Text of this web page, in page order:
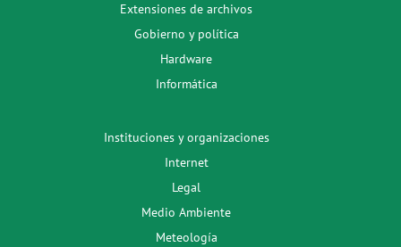
Extensiones de archivos
Gobierno y política
Hardware
Informática
Instituciones y organizaciones
Internet
Legal
Medio Ambiente
Meteología